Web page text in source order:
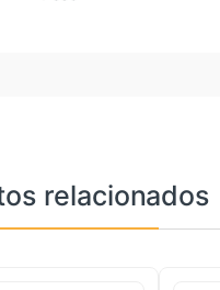
relacionados